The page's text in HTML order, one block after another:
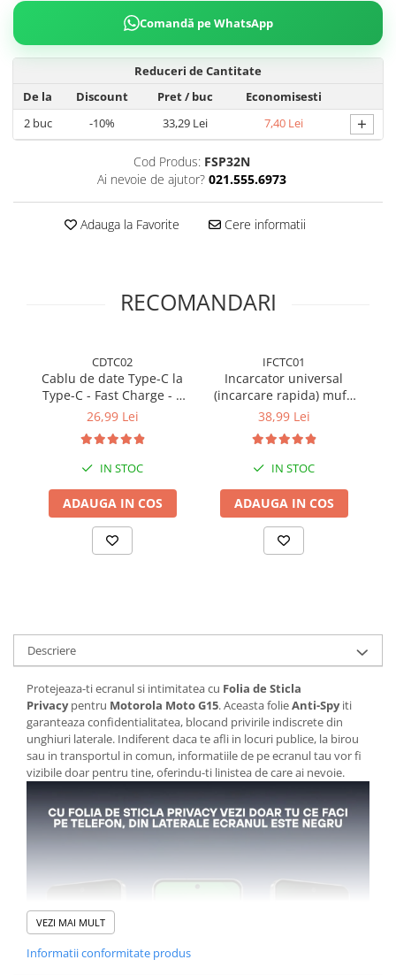
Comandă pe WhatsApp
Reduceri de Cantitate
De la
Discount Pret/ buc
Economisesti
2buc -10% 33,29 Lei 7,40 Lei +
Cod Produs: FSP32N
Ai nevoie de ajutor? 021.555.6973
Adauga la Favorite Cere informatii
RECOMANDARI
CDTC02
Cablu de date Type-C la
Type-C - Fast Charge - 1
metru - Alb
26,99 Lei
IN STOC
ADAUGA IN COS
IFCTC01
Incarcator universal
(incarcare rapida) mufa
Type-C 20W - Alb
38,99 Lei
IN STOC
ADAUGA IN COS
Descriere
Protejeaza-ti ecranul si intimitatea cu Folia de Sticla
Privacypentru Motorola Moto G15. Aceasta folieAnti-Spyiti
garanteaza confidentialitatea, blocand privirile indiscrete din
unghiuri laterale. Indiferent daca te afli in locuri publice, la birou
sau in transportul in comun, informatiile de pe ecranul tau vor fi
vizibile doar pentru tine, oferindu-ti linistea de care ai nevoie.
VEZI MAI MULT
Informatii conformitate produs